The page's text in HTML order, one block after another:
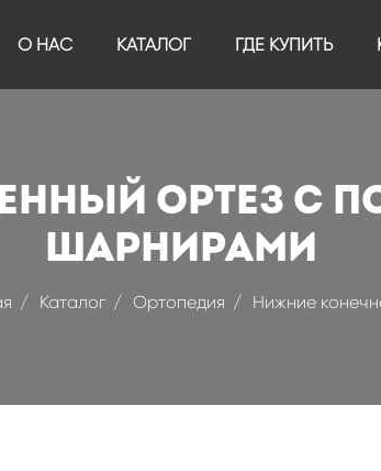
О НАС КАТАЛОГ ГДЕ КУПИТЬ
ортез с
шарнирами
Каталог Ортопедия Нижние